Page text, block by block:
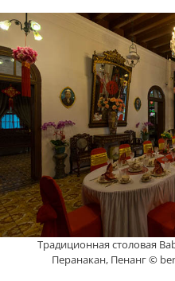
Традиционная столовая
Перанакан, Пенанг ©